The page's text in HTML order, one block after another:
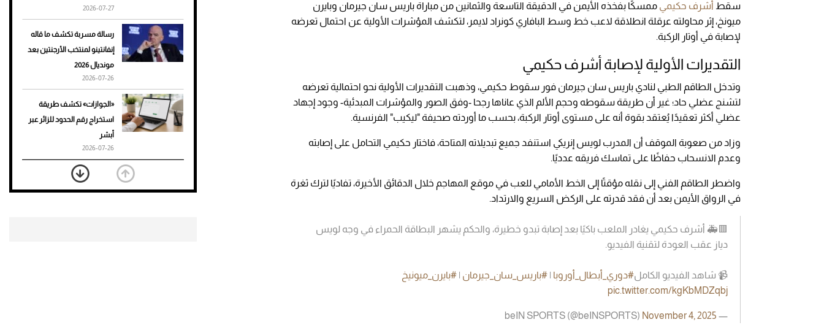
سقط أشرف حكيمي ممسكًا بفخذه الأيمن في الدقيقة التاسعة والثمانين من مباراة باريس سان جيرمان وبايرن
ميونخ، إثر محاولته عرقلة انطلاقة لاعب خط وسط البافاري كونراد لايمر، لتكشف المؤشرات الأولية عن احتمال تعرضه
لإصابة في أوتار الركبة.
التقديرات الأولية لإصابة أشرف حكيمي
وتدخل الطاقم الطبي لنادي باريس سان جيرمان فور سقوط حكيمي، وذهبت التقديرات الأولية نحو احتمالية تعرضه
لتشنج عضلي حاد؛ غير أن طريقة سقوطه وحجم الألم الذي عاناها رجحا -وفق الصور والمؤشرات المبدئية- وجود إجهاد
عضلي أكثر تعقيدًا يُعتقد بقوة أنه على مستوى أوتار الركبة، بحسب ما أوردته صحيفة "ليكيب" الفرنسية.
وزاد من صعوبة الموقف أن المدرب لويس إنريكي استنفد جميع تبديلاته المتاحة، فاختار حكيمي التحامل على إصابته
وعدم الانسحاب حفاظًا على تماسك فريقه عدديًا.
واضطر الطاقم الفني إلى نقله مؤقتًا إلى الخط الأمامي للعب في موقع المهاجم خلال الدقائق الأخيرة، تفاديًا لترك ثغرة
في الرواق الأيمن بعد أن فقد قدرته على الركض السريع والارتداد.
🟥🚑 أشرف حكيمي يغادر الملعب باكيًا بعد إصابة تبدو خطيرة، والحكم يشهر البطاقة الحمراء في وجه لويس
دياز عقب العودة لتقنية الفيديو.
📹 شاهد الفيديو الكامل#دوري_أبطال_أوروبا | #باريس_سان_جيرمان | #بايرن_ميونيخ
pic.twitter.com/kgKbMDZqbj
— beIN SPORTS (@beINSPORTS)
November 4, 2025
للرجال
2026-07-27
رسالة مسربة تكشف ما قاله
إنفانتينو لمنتخب الأرجنتين بعد
مونديال 2026
2026-07-26
«الجوازات» تكشف طريقة
استخراج رقم الحدود للزائر عبر
أبشر
2026-07-26
بعد 7 أشهر من تعرضه لحادث
مروع.. جوشوا يفوز على برينغا